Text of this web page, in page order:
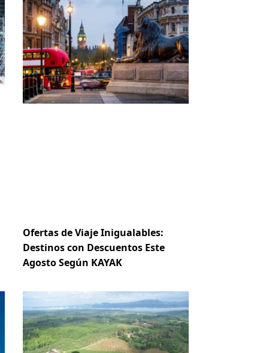
Ofertas de Viaje Inigualables:
Destinos con Descuentos Este
Agosto Según KAYAK